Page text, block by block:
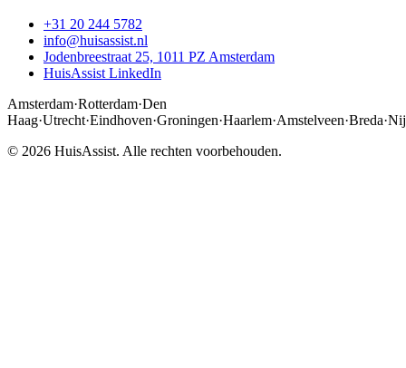
+31 20 244 5782
info@huisassist.nl
Jodenbreestraat 25, 1011 PZ Amsterdam
HuisAssist LinkedIn
Amsterdam·Rotterdam·Den
Haag·Utrecht·Eindhoven·Groningen·Haarlem·Amstelveen·Breda·
© 2026 HuisAssist. Alle rechten voorbehouden.